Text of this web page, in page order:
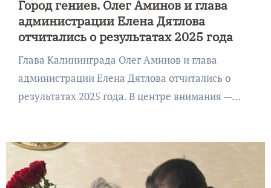
Город гениев. Олег Аминов и глава
администрации Елена Дятлова
отчитались о результатах 2025 года
Глава Калининграда Олег Аминов и глава
администрации Елена Дятлова отчитались о
результатах 2025 года. В центре внимания —…